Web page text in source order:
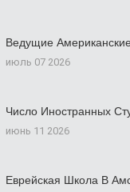
Ведущие
июль 07 2026
Число Иностранных
июнь 11 2026
Еврейская Школа В